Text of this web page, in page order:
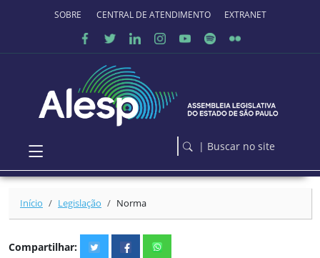
Ir para o conteúdo principal
SOBRE O PORTALCENTRAL DE ATENDIMENTO EXTRANET
| Buscar no site
Início Legislação Norma
Compartilhar: